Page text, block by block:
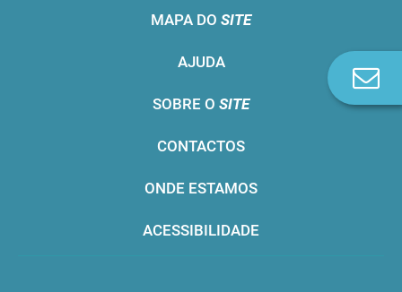
MAPA DO SITE
AJUDA
SOBRE O SITE
CONTACTOS
ONDE ESTAMOS
ACESSIBILIDADE